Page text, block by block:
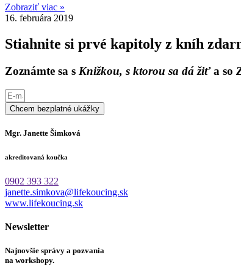
Zobraziť viac »
16. februára 2019
Stiahnite si prvé kapitoly z kníh
Zoznámte sa s Knižkou, s ktorou sa dá žiťa so
Chcem bezplatné ukážky
Mgr. Janette Šimková
akreditovaná koučka
0902 393 322
janette.simkova@lifekoucing.sk
www.lifekoucing.sk
Newsletter
Najnovšie správy a pozvania
na workshopy.